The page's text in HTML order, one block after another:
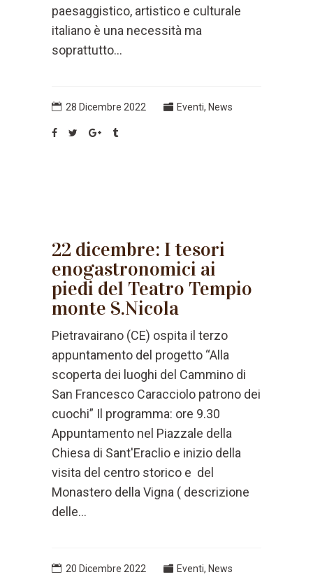
paesaggistico, artistico e culturale
italiano è una necessità ma
soprattutto...
28 Dicembre 2022 Eventi, News
22 dicembre: I tesori
enogastronomici ai
piedi del Teatro Tempio
monte S.Nicola
Pietravairano (CE) ospita il terzo
appuntamento del progetto “Alla
scoperta dei luoghi del Cammino di
San Francesco Caracciolo patrono dei
cuochi” Il programma: ore 9.30
Appuntamento nel Piazzale della
Chiesa di Sant'Eraclio e inizio della
visita del centro storico e del
Monastero della Vigna ( descrizione
delle...
20 Dicembre 2022 Eventi, News